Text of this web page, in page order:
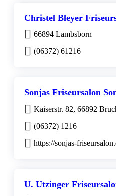
Christel Bleyer
66894 Lambsborn
(06372) 61216
Sonjas Friseursalon
Kaiserstr. 82, 66892
(06372) 1216
https://sonjas-
U. Utzinger